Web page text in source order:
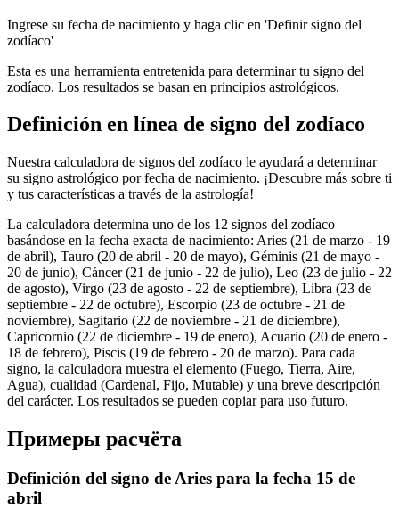
Ingrese su fecha de nacimiento y haga clic en 'Definir signo del
zodíaco'
Esta es una herramienta entretenida para determinar tu signo del
zodíaco. Los resultados se basan en principios astrológicos.
Definición en línea de signo del zodíaco
Nuestra calculadora de signos del zodíaco le ayudará a determinar
su signo astrológico por fecha de nacimiento. ¡Descubre más sobre ti
y tus características a través de la astrología!
La calculadora determina uno de los 12 signos del zodíaco
basándose en la fecha exacta de nacimiento: Aries (21 de marzo - 19
de abril), Tauro (20 de abril - 20 de mayo), Géminis (21 de mayo -
20 de junio), Cáncer (21 de junio - 22 de julio), Leo (23 de julio - 22
de agosto), Virgo (23 de agosto - 22 de septiembre), Libra (23 de
septiembre - 22 de octubre), Escorpio (23 de octubre - 21 de
noviembre), Sagitario (22 de noviembre - 21 de diciembre),
Capricornio (22 de diciembre - 19 de enero), Acuario (20 de enero -
18 de febrero), Piscis (19 de febrero - 20 de marzo). Para cada
signo, la calculadora muestra el elemento (Fuego, Tierra, Aire,
Agua), cualidad (Cardenal, Fijo, Mutable) y una breve descripción
del carácter. Los resultados se pueden copiar para uso futuro.
Примеры расчёта
Definición del signo de Aries para la fecha 15 de
abril